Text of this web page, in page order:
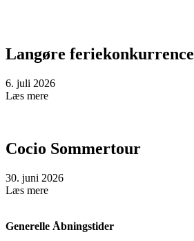
Langøre feriekonkurrence
6. juli 2026
Læs mere
Cocio Sommertour
30. juni 2026
Læs mere
Generelle Åbningstider